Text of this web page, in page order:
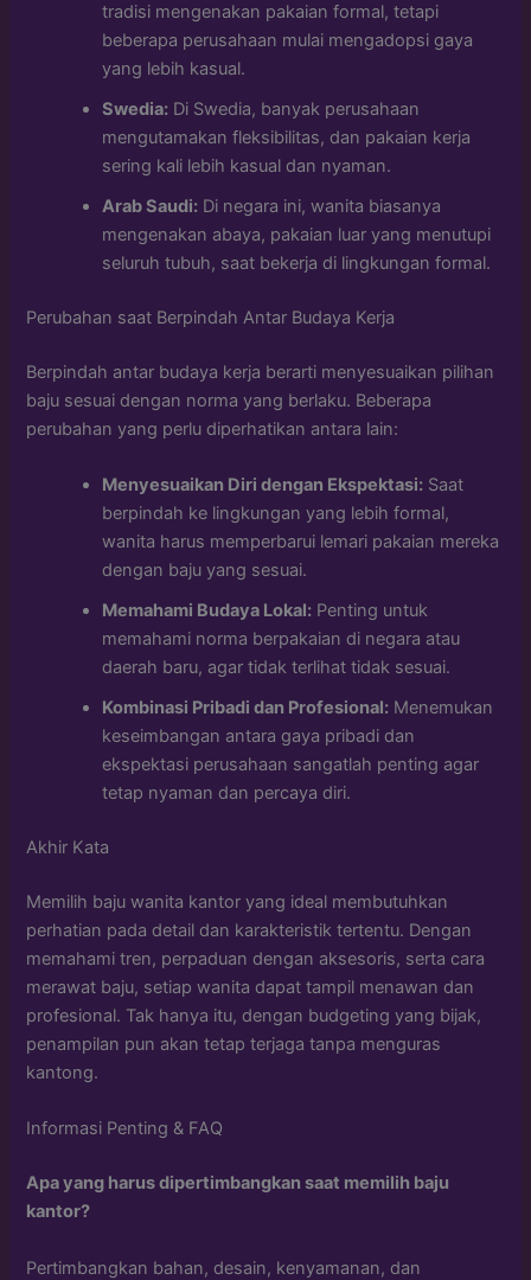
tradisi mengenakan pakaian formal, tetapi
beberapa perusahaan mulai mengadopsi gaya
yang lebih kasual.
Swedia: Di Swedia, banyak perusahaan
mengutamakan fleksibilitas, dan pakaian kerja
sering kali lebih kasual dan nyaman.
Arab Saudi: Di negara ini, wanita biasanya
mengenakan abaya, pakaian luar yang menutupi
seluruh tubuh, saat bekerja di lingkungan formal.
Perubahan saat Berpindah Antar Budaya Kerja
Berpindah antar budaya kerja berarti menyesuaikan pilihan
baju sesuai dengan norma yang berlaku. Beberapa
perubahan yang perlu diperhatikan antara lain:
Menyesuaikan Diri dengan Ekspektasi: Saat
berpindah ke lingkungan yang lebih formal,
wanita harus memperbarui lemari pakaian mereka
dengan baju yang sesuai.
Memahami Budaya Lokal: Penting untuk
memahami norma berpakaian di negara atau
daerah baru, agar tidak terlihat tidak sesuai.
Kombinasi Pribadi dan Profesional: Menemukan
keseimbangan antara gaya pribadi dan
ekspektasi perusahaan sangatlah penting agar
tetap nyaman dan percaya diri.
Akhir Kata
Memilih baju wanita kantor yang ideal membutuhkan
perhatian pada detail dan karakteristik tertentu. Dengan
memahami tren, perpaduan dengan aksesoris, serta cara
merawat baju, setiap wanita dapat tampil menawan dan
profesional. Tak hanya itu, dengan budgeting yang bijak,
penampilan pun akan tetap terjaga tanpa menguras
kantong.
Informasi Penting & FAQ
Apa yang harus dipertimbangkan saat memilih baju
kantor?
Pertimbangkan bahan, desain, kenyamanan, dan